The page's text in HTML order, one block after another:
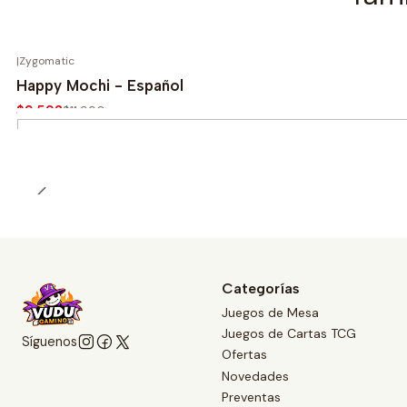
-20%
|Zygomatic
Happy Mochi - Español
$9.592$11.990
Síguenos
Categorías
Juegos de Mesa
Juegos de Cartas TCG
Ofertas
Novedades
Preventas